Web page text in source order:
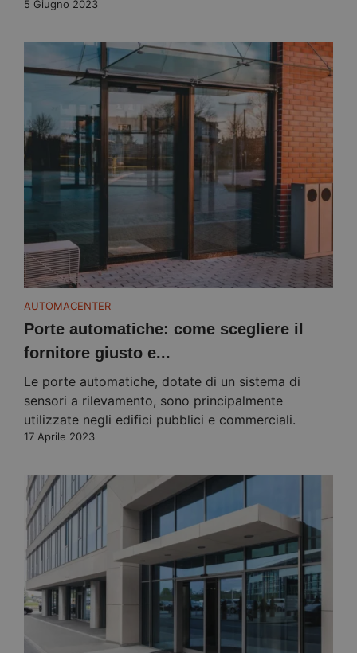
5 Giugno 2023
AUTOMACENTER
Porte automatiche: come scegliere il
fornitore giusto e...
Le porte automatiche, dotate di un sistema di
sensori a rilevamento, sono principalmente
utilizzate negli edifici pubblici e commerciali.
17 Aprile 2023